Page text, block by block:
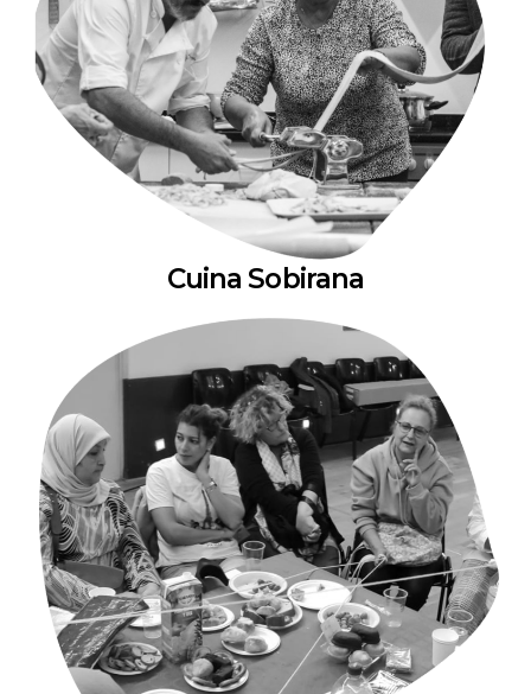
Cuina Sobirana